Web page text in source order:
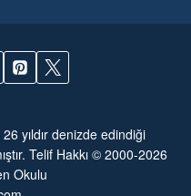
yıldır denizde edindiği
Telif Hakkı © 2000-2026
Okulu